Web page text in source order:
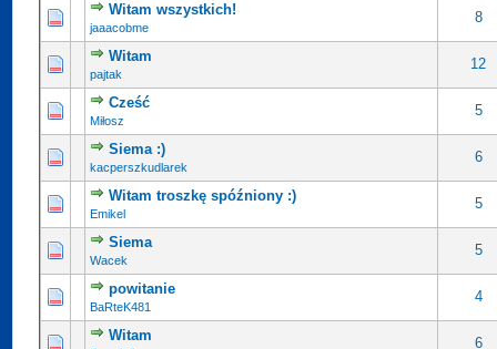
Witam wszystkich!
jaaacobme
8
Witam
pajtak
12
Cześć
Miłosz
5
Siema :)
kacperszkudlarek
6
Witam troszkę spóźniony :)
Emikel
5
Siema
Wacek
5
powitanie
BaRteK481
4
Witam 6